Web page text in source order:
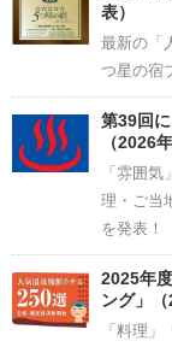
表）
最新の「
つ星の宿
第39回
（2026
「雰囲
理・ご当
を発表！
2025年
ング」（
「料理